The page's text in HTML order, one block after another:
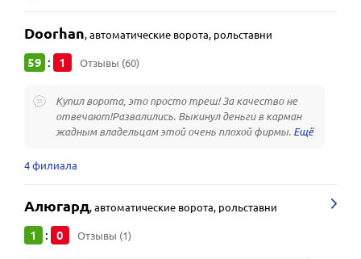
Doorhan,автоматические ворота, рольставни
59 : 1 Отзывы (60)
Купил ворота, это просто треш! За качество не
отвечают!Развалились. Выкинул деньги в карман
жадным владельцам этой очень плохой фирмы.
4 филиала
Алюгард,автоматические ворота, рольставни
1 : 0 Отзывы (1)